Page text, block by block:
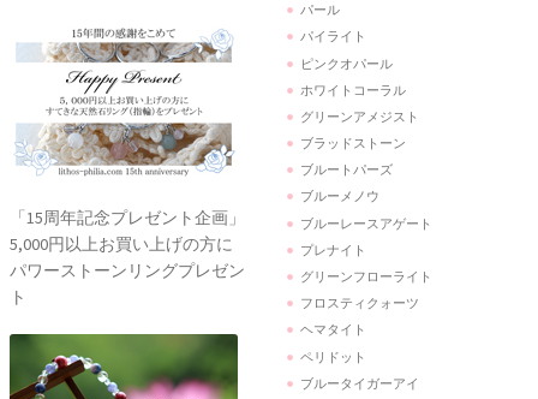
「15周年記念プレゼント企画」
5,000円以上お買い上げの方に
パワーストーンリングプレゼン
ト
パール
パイライト
ピンクオパール
ホワイトコーラル
グリーンアメジスト
ブラッドストーン
ブルートパーズ
ブルーメノウ
ブルーレースアゲート
プレナイト
グリーンフローライト
フロスティクォーツ
ヘマタイト
ペリドット
ブルータイガーアイ